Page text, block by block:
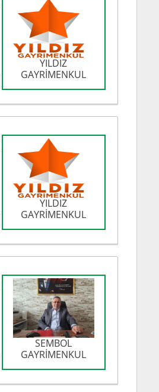
YILDIZ
GAYRİMENKUL
YILDIZ
GAYRİMENKUL
SEMBOL
GAYRİMENKUL